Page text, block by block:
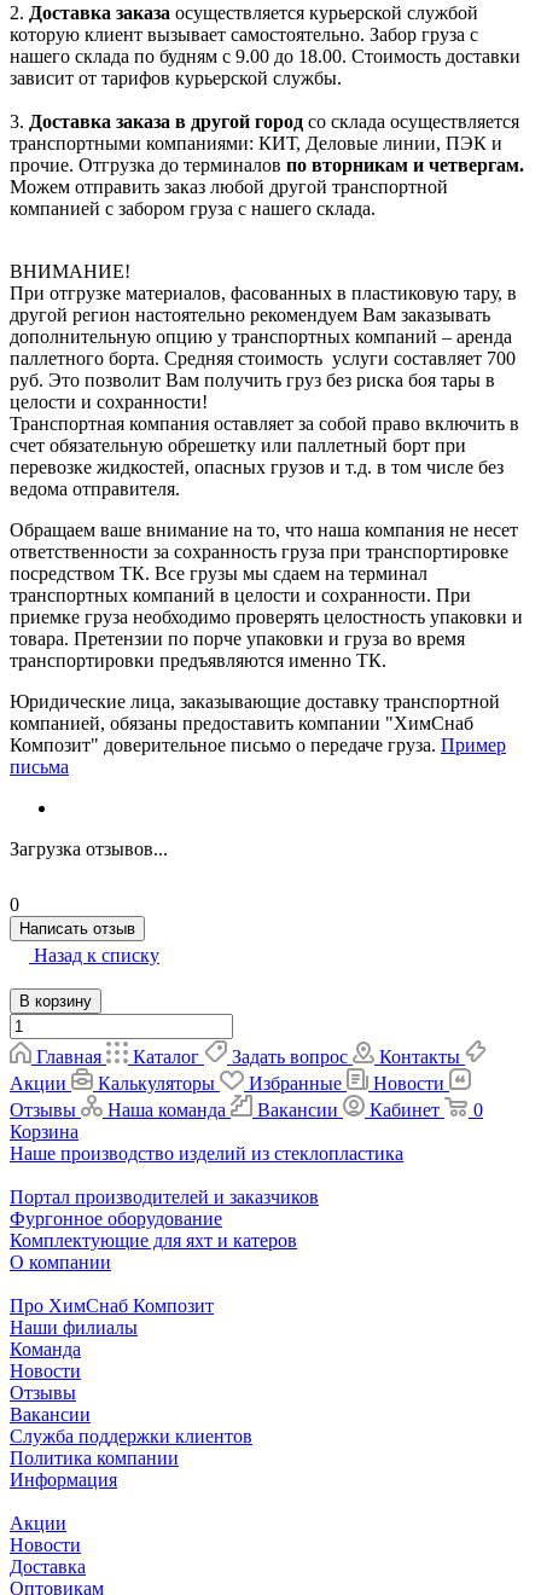
2. Доставка заказа осуществляется курьерской службой
которую клиент вызывает самостоятельно. Забор груза с
нашего склада по будням с 9.00 до 18.00. Стоимость доставки
зависит от тарифов курьерской службы.
3. Доставка заказа в другой город со склада осуществляется
транспортными компаниями: КИТ, Деловые линии, ПЭК и
прочие. Отгрузка до терминалов по вторникам и четвергам.
Можем отправить заказ любой другой транспортной
компанией с забором груза с нашего склада.
ВНИМАНИЕ!
При отгрузке материалов, фасованных в пластиковую тару, в
другой регион настоятельно рекомендуем Вам заказывать
дополнительную опцию у транспортных компаний – аренда
паллетного борта. Средняя стоимость услуги составляет 700
руб. Это позволит Вам получить груз без риска боя тары в
целости и сохранности!
Транспортная компания оставляет за собой право включить в
счет обязательную обрешетку или паллетный борт при
перевозке жидкостей, опасных грузов и т.д. в том числе без
ведома отправителя.
Обращаем ваше внимание на то, что наша компания не несет
ответственности за сохранность груза при транспортировке
посредством ТК. Все грузы мы сдаем на терминал
транспортных компаний в целости и сохранности. При
приемке груза необходимо проверять целостность упаковки и
товара. Претензии по порче упаковки и груза во время
транспортировки предъявляются именно ТК.
Юридические лица, заказывающие доставку транспортной
компанией, обязаны предоставить компании "ХимСнаб
Композит" доверительное письмо о передаче груза. Пример
письма
Загрузка отзывов...
0
Написать отзыв
Назад к списку
В корзину
Главная Каталог Задать вопрос
Контакты
Акции
Калькуляторы Избранные
Новости
Отзывы
Наша команда Вакансии Кабинет
0
Корзина
Наше производство изделий из стеклопластика
Портал производителей и заказчиков
Фургонное оборудование
Комплектующие для яхт и катеров
О компании
Про ХимСнаб Композит
Наши филиалы
Команда
Новости
Отзывы
Вакансии
Служба поддержки клиентов
Политика компании
Информация
Акции
Новости
Доставка
Оптовикам